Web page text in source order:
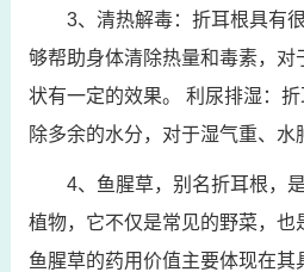
3、清热解毒：折耳根具有
够帮助身体清除热量和毒素，对
状有一定的效果。 利尿排湿：
除多余的水分，对于湿气重、水
4、鱼腥草，别名折耳根，
植物，它不仅是常见的野菜，也
鱼腥草的药用价值主要体现在其